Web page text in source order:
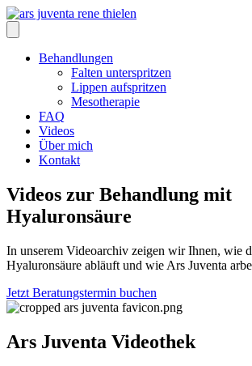
Zum
Inhalt
springen
Behandlungen
Falten unterspritzen
Lippen aufspritzen
Mesotherapie
FAQ
Videos
Über mich
Kontakt
Videos zur Behandlung mit
Hyaluronsäure
In unserem Videoarchiv zeigen wir Ihnen, wie
Hyaluronsäure abläuft und wie Ars Juventa
Jetzt Beratungstermin buchen
Ars Juventa Videothek